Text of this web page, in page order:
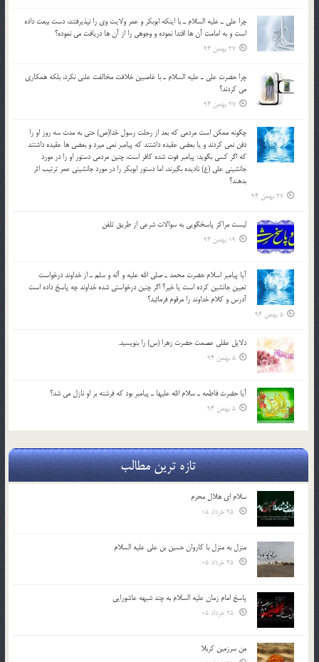
چرا علي ـ عليه السلام ـ با اينكه ابوبكر و عمر ولايت وي را نپذيرفتند، دست بيعت داده
است و به امامت آن ها اقتدا نموده و وجوهي را از آن ها دريافت مي نموده؟
27 بهمن 94
چرا حضرت علي ـ عليه السلام ـ با غاصبين خلافت مخالفت علني نکرد، بلكه همكاري
مي کردند؟
27 بهمن 94
چگونه ممكن است مردمي كه بعد از رحلت رسول خدا(ص) حتی به مدت سه روز او را
دفن نمي كردند و یا بعضي عقيده داشتند كه پيامبر نمي ميرد و بعضي ها عقيده داشتند
كه اگر كسي بگويد: پيامبر فوت شده كافر است، چنین مردمی دستور او را در مورد
جانشيني علي (ع) ناديده بگيرند، اما دستور ابوبكر را در مورد جانشيني عمر ترتیب اثر
بدهند؟
27 بهمن 94
لیست مراکز پاسخگویی به سوالات شرعی از طریق تلفن
19 بهمن 94
آيا پيامبر اسلام حضرت محمد ـ صلي الله عليه و آله و سلم ـ از خداوند درخواست
تعيين جانشين کرده است يا خير؟ اگر چنين درخواستي شده خداوند چه پاسخ داده است
آدرس و کلام خداوند را مرقوم فرمائيد؟
5 بهمن 94
دلايل عقلي عصمت حضرت زهرا (س) را بنويسيد.
5 بهمن 94
آيا حضرت فاطمه ـ سلام الله عليها ـ پيامبر بود كه فرشته بر او نازل مي شد؟
5 بهمن 94
تازه ترین مطالب
سلام ای هلال محرم
منزل به منزل با کاروان حسین بن علی علیه السلام
پاسخ امام زمان علیه السلام به چند شبهه عاشورایی
من سرزمین کربلا